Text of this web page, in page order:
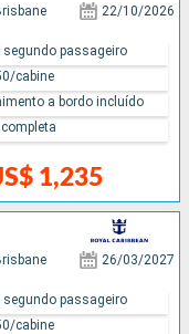
22/10/2026
1,235
segundo passageiro
cabine
a bordo incluído
26/03/2027
segundo passageiro
cabine